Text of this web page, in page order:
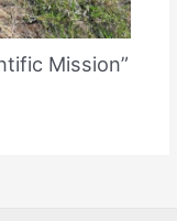
Mission”